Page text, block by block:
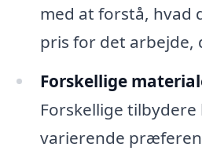
med at forstå, hvad
pris for det arbejde,
Forskellige
Forskellige tilbydere
varierende